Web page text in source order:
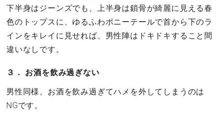
下半身はジーンズでも、上半身は鎖骨が綺麗に見える春
色のトップスに、ゆるふわポニーテールで首から下のラ
インをキレイに見せれば、男性陣はドキドキすること間
違いなしです。
３． お酒を飲み過ぎない
男性同様、お酒を飲み過ぎてハメを外してしまうのは
NGです。